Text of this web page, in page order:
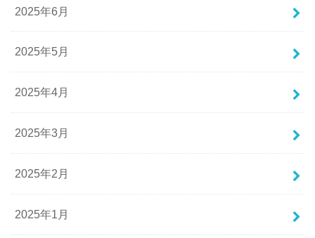
2025年6月
2025年5月
2025年4月
2025年3月
2025年2月
2025年1月